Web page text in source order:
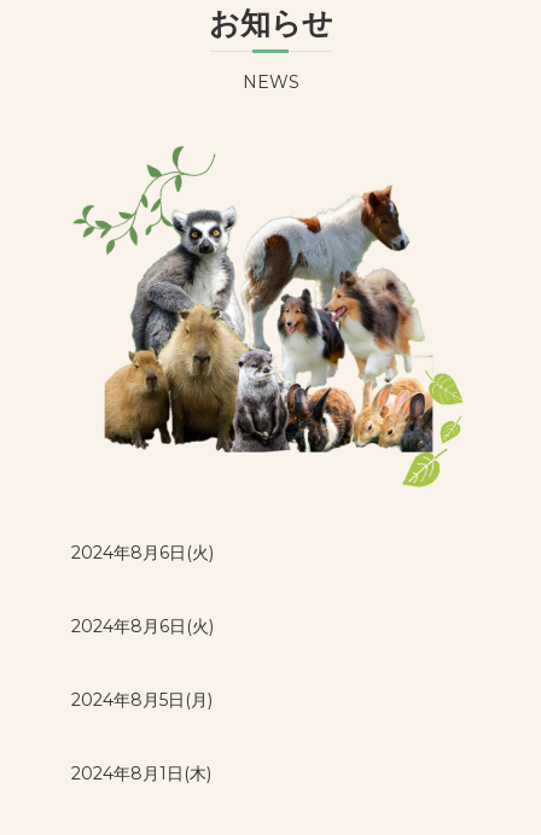
お知らせ
NEWS
2024年8月6日(火)
2024年8月6日(火)
2024年8月5日(月)
2024年8月1日(木)